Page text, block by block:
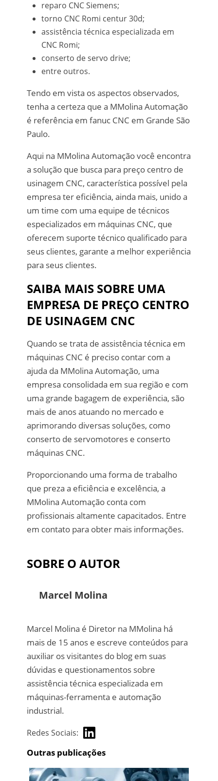
reparo CNC Siemens;
torno CNC Romi centur 30d;
assistência técnica especializada em
CNC Romi;
conserto de servo drive;
entre outros.
Tendo em vista os aspectos observados,
tenha a certeza que a MMolina Automação
é referência em fanuc CNC em Grande São
Paulo.
Aqui na MMolina Automação você encontra
a solução que busca para preço centro de
usinagem CNC, característica possível pela
empresa ter eficiência, ainda mais, unido a
um time com uma equipe de técnicos
especializados em máquinas CNC, que
oferecem suporte técnico qualificado para
seus clientes, garante a melhor experiência
para seus clientes.
SAIBA MAIS SOBRE UMA
EMPRESA DE PREÇO CENTRO
DE USINAGEM CNC
Quando se trata de assistência técnica em
máquinas CNC é preciso contar com a
ajuda da MMolina Automação, uma
empresa consolidada em sua região e com
uma grande bagagem de experiência, são
mais de anos atuando no mercado e
aprimorando diversas soluções, como
conserto de servomotores e conserto
máquinas CNC.
Proporcionando uma forma de trabalho
que preza a eficiência e excelência, a
MMolina Automação conta com
profissionais altamente capacitados. Entre
em contato para obter mais informações.
SOBRE O AUTOR
Marcel Molina
Marcel Molina é Diretor na MMolina há
mais de 15 anos e escreve conteúdos para
auxiliar os visitantes do blog em suas
dúvidas e questionamentos sobre
assistência técnica especializada em
máquinas-ferramenta e automação
industrial.
Redes Sociais:
Outras publicações